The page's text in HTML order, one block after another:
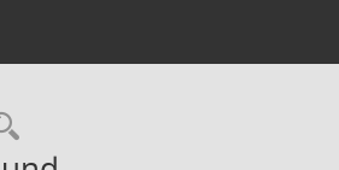
Rechercheauswahl